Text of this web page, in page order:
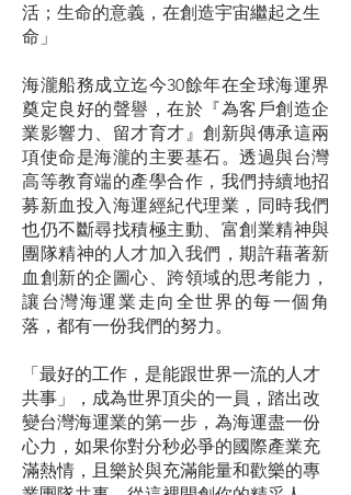
活；生命的意義，在創造宇宙繼起之生
命」
海瀧船務成立迄今30餘年在全球海運界
奠定良好的聲譽，在於『為客戶創造企
業影響力、留才育才』創新與傳承這兩
項使命是海瀧的主要基石。透過與台灣
高等教育端的產學合作，我們持續地招
募新血投入海運經紀代理業，同時我們
也仍不斷尋找積極主動、富創業精神與
團隊精神的人才加入我們，期許藉著新
血創新的企圖心、跨領域的思考能力，
讓台灣海運業走向全世界的每一個角
落，都有一份我們的努力。
「最好的工作，是能跟世界一流的人才
共事」，成為世界頂尖的一員，踏出改
變台灣海運業的第一步，為海運盡一份
心力，如果你對分秒必爭的國際產業充
滿熱情，且樂於與充滿能量和歡樂的專